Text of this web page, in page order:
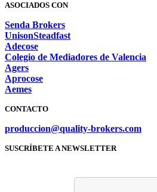
ASOCIADOS CON
Senda Brokers
UnisonSteadfast
Adecose
Colegio de Mediadores de Valencia
Agers
Aprocose
Aemes
CONTACTO
produccion@quality-brokers.com
SUSCRÍBETE A NEWSLETTER